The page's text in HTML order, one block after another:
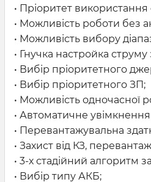
• Пріоритет
• Можливість роботи без
• Можливість вибору
• Гнучка настройка
• Вибір пріоритетного
• Вибір пріоритетного ЗП;
• Можливість одночасної
• Автоматичне
• Перевантажувальна
• Захист від КЗ,
• 3-х стадійний алгоритм
• Вибір типу АКБ;